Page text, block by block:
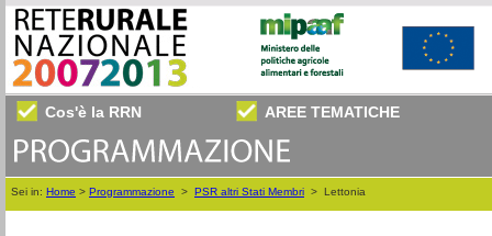
Cos'è la RRN AREE TEMATICHE
Sei in: Home > Programmazione > PSR altri Stati Membri > Lettonia